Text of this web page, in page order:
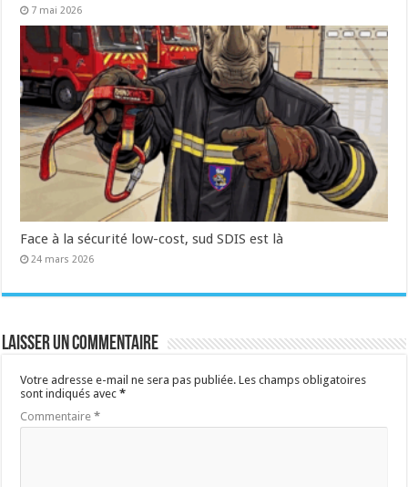
7 mai 2026
Face à la sécurité low-cost, sud SDIS est là
24 mars 2026
Laisser un commentaire
Votre adresse e-mail ne sera pas publiée. Les champs obligatoires
sont indiqués avec*
Commentaire*